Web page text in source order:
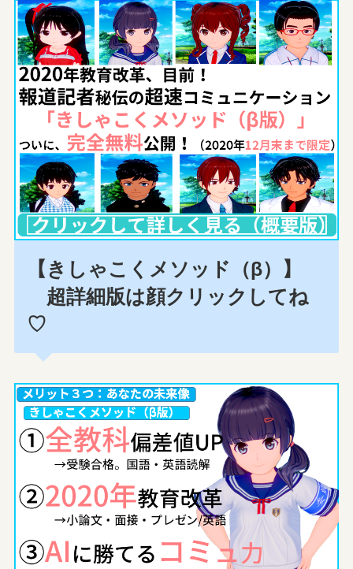
【きしゃこくメソッド（β）】
超詳細版は顔クリックしてね
♡